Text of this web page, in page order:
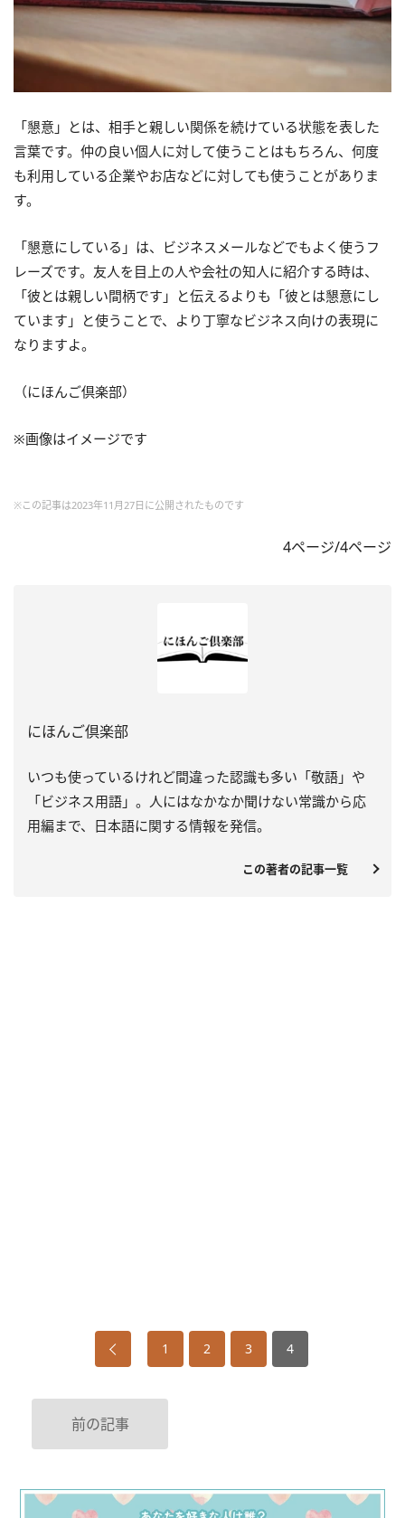
「懇意」とは、相手と親しい関係を続けている状態を表した
言葉です。仲の良い個人に対して使うことはもちろん、何度
も利用している企業やお店などに対しても使うことがありま
す。
「懇意にしている」は、ビジネスメールなどでもよく使うフ
レーズです。友人を目上の人や会社の知人に紹介する時は、
「彼とは親しい間柄です」と伝えるよりも「彼とは懇意にし
ています」と使うことで、より丁寧なビジネス向けの表現に
なりますよ。
（にほんご倶楽部）
※画像はイメージです
※この記事は2023年11月27日に公開されたものです
4ページ/4ページ
にほんご倶楽部
いつも使っているけれど間違った認識も多い「敬語」や
「ビジネス用語」。人にはなかなか聞けない常識から応
用編まで、日本語に関する情報を発信。
この著者の記事一覧
1 2 3 4
前の記事